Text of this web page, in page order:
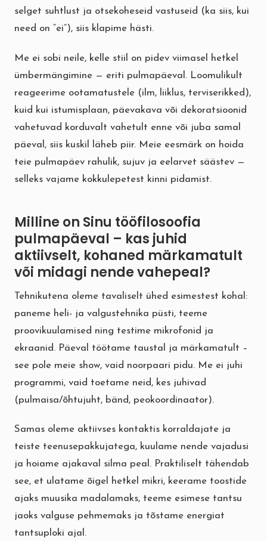
selget suhtlust ja otsekoheseid vastuseid (ka siis, kui
need on “ei”), siis klapime hästi.
Me ei sobi neile, kelle stiil on pidev viimasel hetkel
ümbermängimine — eriti pulmapäeval. Loomulikult
reageerime ootamatustele (ilm, liiklus, terviserikked),
kuid kui istumisplaan, päevakava või dekoratsioonid
vahetuvad korduvalt vahetult enne või juba samal
päeval, siis kuskil läheb piir. Meie eesmärk on hoida
teie pulmapäev rahulik, sujuv ja eelarvet säästev —
selleks vajame kokkulepetest kinni pidamist.
Milline on Sinu tööfilosoofia
pulmapäeval – kas juhid
aktiivselt, kohaned märkamatult
või midagi nende vahepeal?
Tehnikutena oleme tavaliselt ühed esimestest kohal:
paneme heli- ja valgustehnika püsti, teeme
proovikuulamised ning testime mikrofonid ja
ekraanid. Päeval töötame taustal ja märkamatult –
see pole meie show, vaid noorpaari pidu. Me ei juhi
programmi, vaid toetame neid, kes juhivad
(pulmaisa/õhtujuht, bänd, peokoordinaator).
Samas oleme aktiivses kontaktis korraldajate ja
teiste teenusepakkujatega, kuulame nende vajadusi
ja hoiame ajakaval silma peal. Praktiliselt tähendab
see, et ulatame õigel hetkel mikri, keerame toostide
ajaks muusika madalamaks, teeme esimese tantsu
jaoks valguse pehmemaks ja tõstame energiat
tantsuploki ajal.